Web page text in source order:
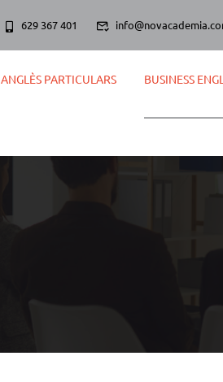
629 367 401
ANGLÈS PARTICULARS BUSINESS